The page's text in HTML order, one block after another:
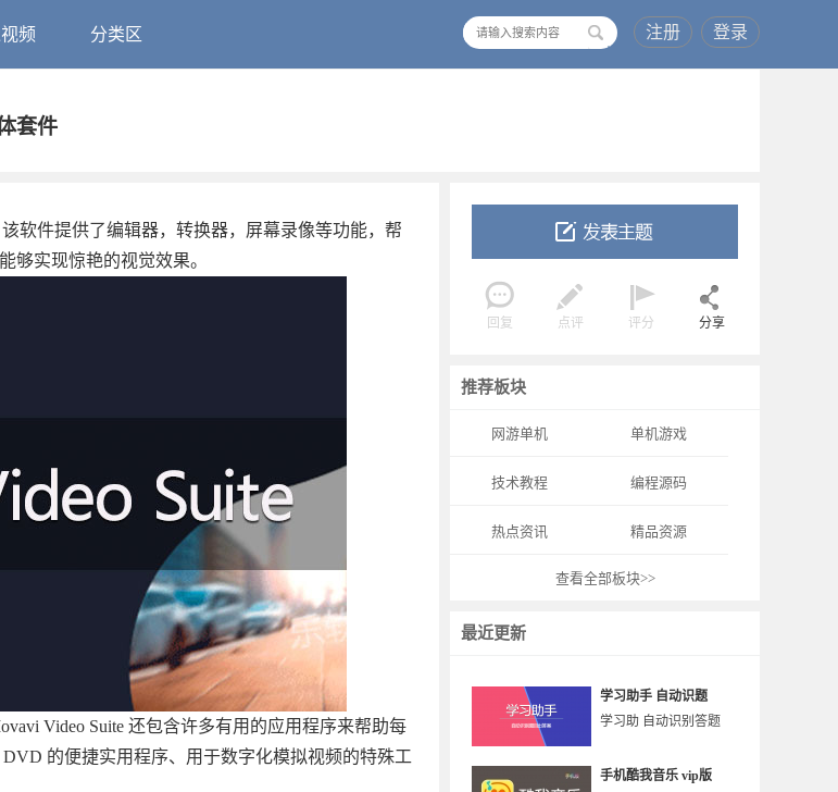
频 分类区 注册 登录
套件
回复 点评 评分 分享
推荐板块
网游单机 单机游戏
技术教程 编程源码
热点资讯 精品资源
查看全部板块>>
最近更新
学习助手 自动识题
学习助 自动识别答题
手机酷我音乐 vip版
软件提供了编辑器，转换器，屏幕录像等功能，帮
够实现惊艳的视觉效果。
Video Suite 还包含许多有用的应用程序来帮助每
的便捷实用程序、用于数字化模拟视频的特殊工